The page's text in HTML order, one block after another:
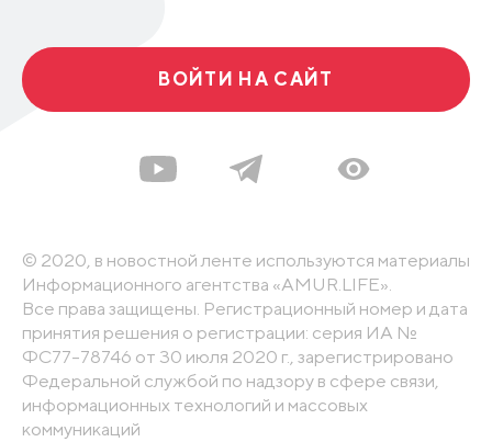
ВОЙТИ НА САЙТ
© 2020, в новостной ленте используются материалы
Информационного агентства «AMUR.LIFE».
Все права защищены. Регистрационный номер и дата
принятия решения о регистрации: серия ИА №
ФС77-78746 от 30 июля 2020 г., зарегистрировано
Федеральной службой по надзору в сфере связи,
информационных технологий и массовых
коммуникаций